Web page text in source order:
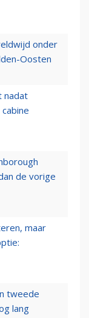
onder
Oosten
nadat
de vorige
maar
tweede
lang